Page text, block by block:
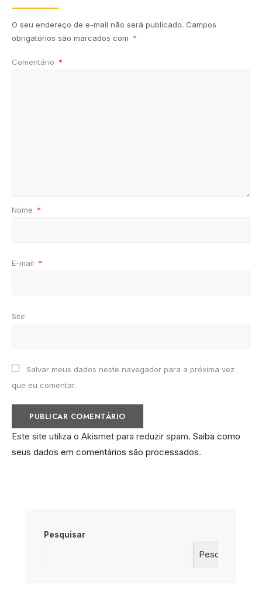
O seu endereço de e-mail não será publicado. Campos
obrigatórios são marcados com *
Comentário *
Nome *
E-mail *
Site
Salvar meus dados neste navegador para a próxima vez
que eu comentar.
Este site utiliza o Akismet para reduzir spam. Saiba como
seus dados em comentários são processados.
Pesquisar
Pesquisar